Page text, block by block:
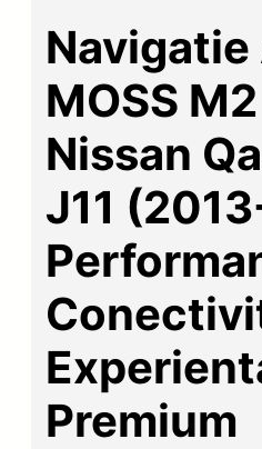
MOSS
Nissan
J11
Premium